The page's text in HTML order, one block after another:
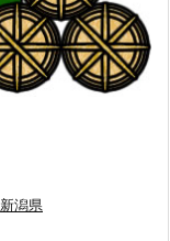
新潟県